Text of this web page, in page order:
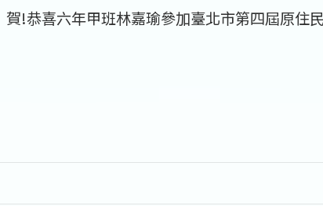
賀!恭喜六年甲班林嘉瑜參加臺北市第四屆原住